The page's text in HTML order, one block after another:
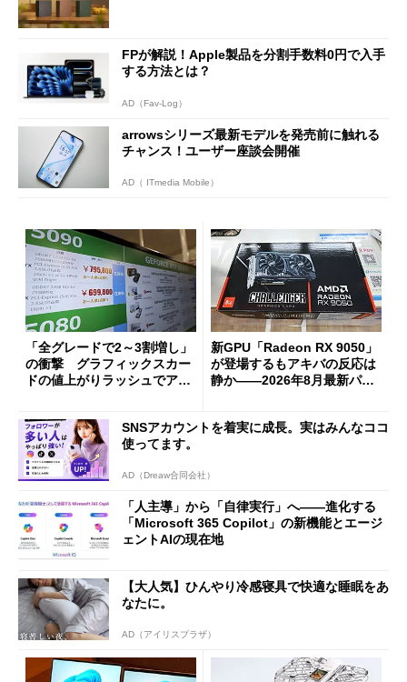
FPが解説！Apple製品を分割手数料0円で入手
する方法とは？
AD（Fav-Log）
arrowsシリーズ最新モデルを発売前に触れる
チャンス！ユーザー座談会開催
AD（ ITmedia Mobile）
「全グレードで2～3割増し」
の衝撃 グラフィックスカー
ドの値上がりラッシュでアキ
新GPU「Radeon RX 9050」
が登場するもアキバの反応は
静か――2026年8月最新パー
SNSアカウントを着実に成長。実はみんなココ
使ってます。
AD（Dreaw合同会社）
「人主導」から「自律実行」へ――進化する
「Microsoft 365 Copilot」の新機能とエージ
ェントAIの現在地
【大人気】ひんやり冷感寝具で快適な睡眠をあ
なたに。
AD（アイリスプラザ）